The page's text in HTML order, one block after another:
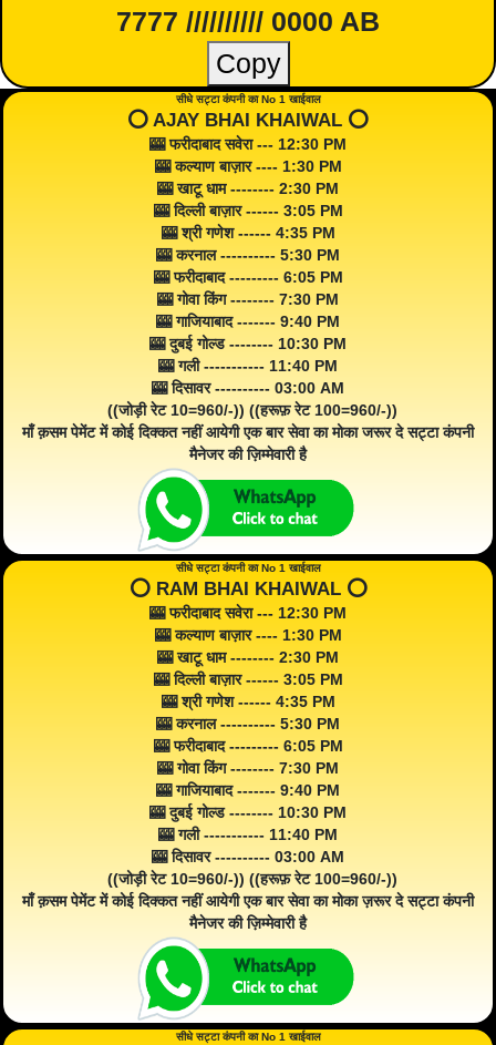
7777 ////////// 0000 AB
Copy
सीधे सट्टा कंपनी का No 1 खाईवाल
⭕️ AJAY BHAI KHAIWAL ⭕️
🎰 फरीदाबाद सवेरा --- 12:30 PM
🎰 कल्याण बाज़ार ---- 1:30 PM
🎰 खाटू धाम -------- 2:30 PM
🎰 दिल्ली बाज़ार ------ 3:05 PM
🎰 श्री गणेश ------ 4:35 PM
🎰 करनाल ---------- 5:30 PM
🎰 फरीदाबाद --------- 6:05 PM
🎰 गोवा किंग -------- 7:30 PM
🎰 गाजियाबाद ------- 9:40 PM
🎰 दुबई गोल्ड -------- 10:30 PM
🎰 गली ----------- 11:40 PM
🎰 दिसावर ---------- 03:00 AM
((जोड़ी रेट 10=960/-)) ((हरूफ़ रेट 100=960/-))
माँ क़सम पेमेंट में कोई दिक्कत नहीं आयेगी एक बार सेवा का मोका जरूर दे सट्टा कंपनी
मैनेजर की ज़िम्मेवारी है
सीधे सट्टा कंपनी का No 1 खाईवाल
⭕️ RAM BHAI KHAIWAL ⭕️
🎰 फरीदाबाद सवेरा --- 12:30 PM
🎰 कल्याण बाज़ार ---- 1:30 PM
🎰 खाटू धाम -------- 2:30 PM
🎰 दिल्ली बाज़ार ------ 3:05 PM
🎰 श्री गणेश ------ 4:35 PM
🎰 करनाल ---------- 5:30 PM
🎰 फरीदाबाद --------- 6:05 PM
🎰 गोवा किंग -------- 7:30 PM
🎰 गाजियाबाद ------- 9:40 PM
🎰 दुबई गोल्ड -------- 10:30 PM
🎰 गली ----------- 11:40 PM
🎰 दिसावर ---------- 03:00 AM
((जोड़ी रेट 10=960/-)) ((हरूफ़ रेट 100=960/-))
माँ क़सम पेमेंट में कोई दिक्कत नहीं आयेगी एक बार सेवा का मोका ज़रूर दे सट्टा कंपनी
मैनेजर की ज़िम्मेवारी है
सीधे सट्टा कंपनी का No 1 खाईवाल